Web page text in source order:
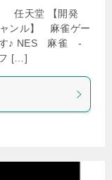
任天堂 【開発
ンル】 麻雀ゲー
す♪ NES 麻雀 -
[…]